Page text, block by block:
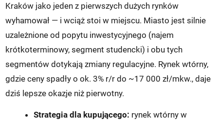
Kraków jako jeden z pierwszych dużych rynków
wyhamował — i wciąż stoi w miejscu. Miasto jest silnie
uzależnione od popytu inwestycyjnego (najem
krótkoterminowy, segment studencki) i obu tych
segmentów dotykają zmiany regulacyjne. Rynek wtórny,
gdzie ceny spadły o ok. 3% r/r do ~17 000 zł/mkw., daje
dziś lepsze okazje niż pierwotny.
Strategia dla kupującego: rynek wtórny w